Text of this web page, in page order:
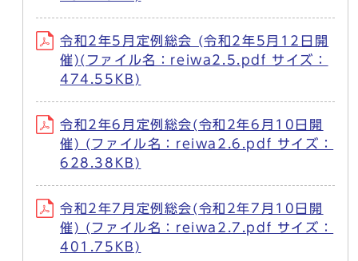
令和2年5月定例総会 (令和2年5月12日開
催)(ファイル名：reiwa2.5.pdf サイズ：
474.55KB)
令和2年6月定例総会(令和2年6月10日開
催) (ファイル名：reiwa2.6.pdf サイズ：
628.38KB)
令和2年7月定例総会(令和2年7月10日開
催) (ファイル名：reiwa2.7.pdf サイズ：
401.75KB)